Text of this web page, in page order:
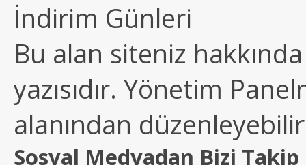
İndirim Günleri
Bu alan siteniz
yazısıdır. Yönetim
alanından
Sosyal Medyadan Bizi Takip